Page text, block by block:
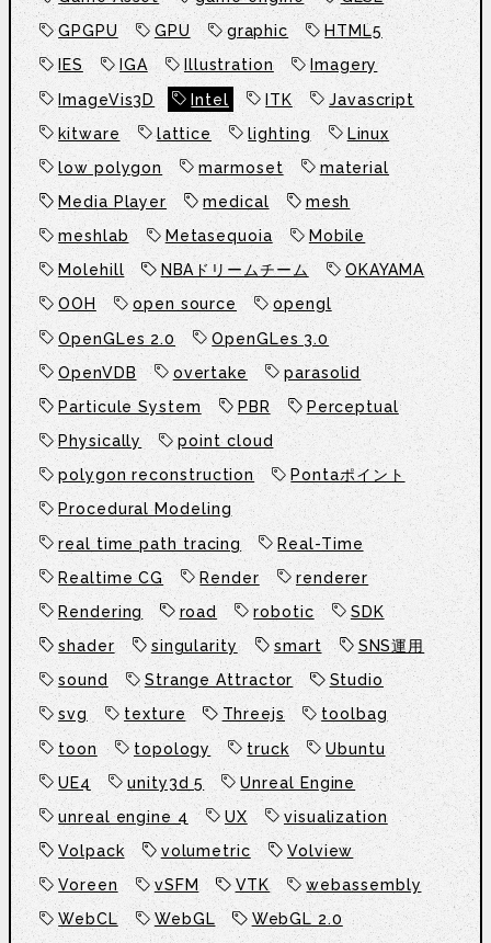
GPGPU
GPU graphic
HTML5
IES
IGA Illustration
Imagery
ImageVis3D
Intel ITK
Javascript
kitware
lattice lighting
Linux
low polygon
marmoset
material
Media Player
medical
mesh
meshlab
Metasequoia
Mobile
Molehill
NBAドリームチーム
OKAYAMA
OOH
open source
opengl
OpenGLes 2.0
OpenGLes 3.0
OpenVDB
overtake
parasolid
Particule System
PBR
Perceptual
Physically
point cloud
polygon reconstruction
Pontaポイント
Procedural Modeling
real time path tracing
Real-Time
Realtime CG
Render
renderer
Rendering
road robotic
SDK
shader
singularity smart
SNS運用
sound
Strange Attractor
Studio
svg
texture Threejs
toolbag
toon
topology truck
Ubuntu
UE4
unity3d 5
Unreal Engine
unreal engine 4
UX
visualization
Volpack
volumetric
Volview
Voreen
vSFM VTK
webassembly
WebCL
WebGL
WebGL 2.0